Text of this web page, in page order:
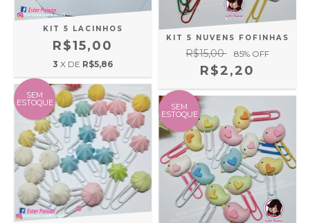
KIT 5 LACINHOS
R$15,00
3 X DE R$5,86
KIT 5 NUVENS FOFINHAS
R$15,00 85% OFF
R$2,20
SEM
ESTOQUE SEM
ESTOQUE